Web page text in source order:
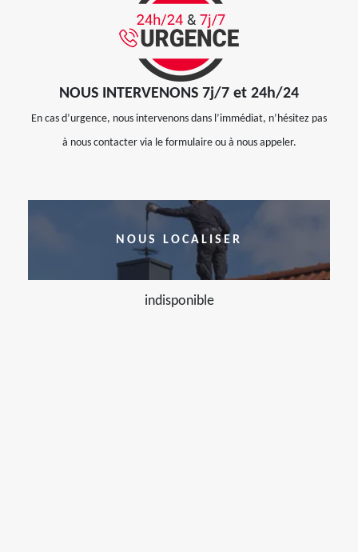
NOUS INTERVENONS 7j/7 et 24h/24
En cas d’urgence, nous intervenons dans l’immédiat, n’hésitez pas
à nous contacter via le formulaire ou à nous appeler.
NOUS LOCALISER
indisponible